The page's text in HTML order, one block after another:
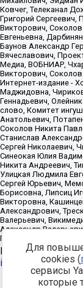
Источник:https://
inostrannyih-
Разработка -
Для
cookies (
сервисы
которые